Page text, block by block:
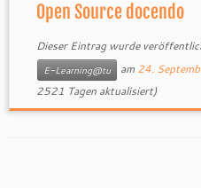
Open Source docendo
Dieser Eintrag wurde
E-Learning@tu
am 24.
2521 Tagen aktualisiert)